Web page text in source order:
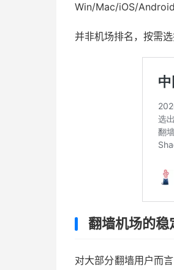
Win/Mac/iOS/
并非机场排名，按需
翻墙机场的稳
对大部分翻墙用户而言